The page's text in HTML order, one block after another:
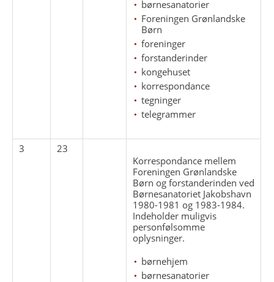
børnesanatorier
Foreningen Grønlandske
Børn
foreninger
forstanderinder
kongehuset
korrespondance
tegninger
telegrammer
3
23
Korrespondance mellem
Foreningen Grønlandske
Børn og forstanderinden ved
Børnesanatoriet Jakobshavn
1980-1981 og 1983-1984.
Indeholder muligvis
personfølsomme
oplysninger.
børnehjem
børnesanatorier